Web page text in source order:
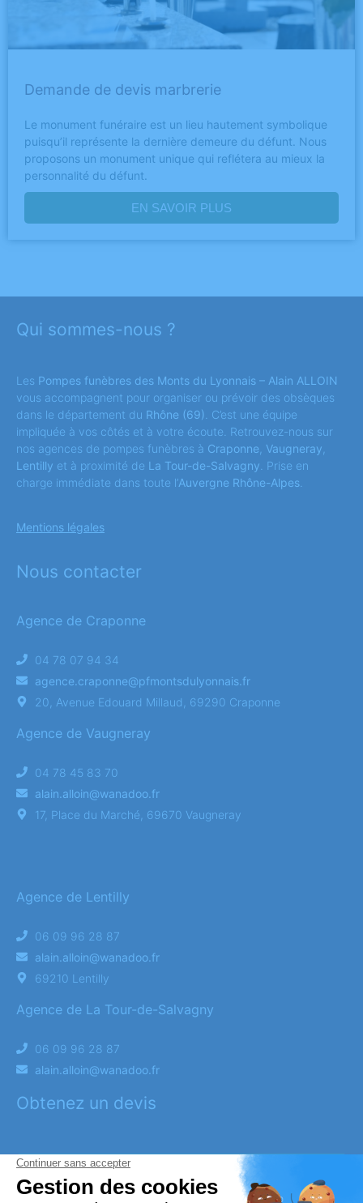
Demande de devis marbrerie
Le monument funéraire est un lieu hautement symbolique
puisqu’il représente la dernière demeure du défunt. Nous
proposons un monument unique qui reflétera au mieux la
personnalité du défunt.
EN SAVOIR PLUS
Qui sommes-nous ?
Les Pompes funèbres des Monts du Lyonnais – Alain ALLOIN
vous accompagnent pour organiser ou prévoir des obsèques
dans le département du Rhône (69) . C’est une équipe
impliquée à vos côtés et à votre écoute. Retrouvez-nous sur
nos agences de pompes funèbres à Craponne Vaugneray
Lentilly et à proximité de La Tour-de-Salvagny . Prise en
charge immédiate dans toute l’Auvergne Rhône-Alpes
Mentions légales
Nous contacter
Agence de Craponne
04 78 07 94 34
agence.craponne@pfmontsdulyonnais.fr
20, Avenue Edouard Millaud, 69290 Craponne
Agence de Vaugneray
04 78 45 83 70
alain.alloin@wanadoo.fr
17, Place du Marché, 69670 Vaugneray
Agence de Lentilly
06 09 96 28 87
alain.alloin@wanadoo.fr
69210 Lentilly
Agence de La Tour-de-Salvagny
06 09 96 28 87
alain.alloin@wanadoo.fr
Obtenez un devis
DEVIS OBSÈQUES